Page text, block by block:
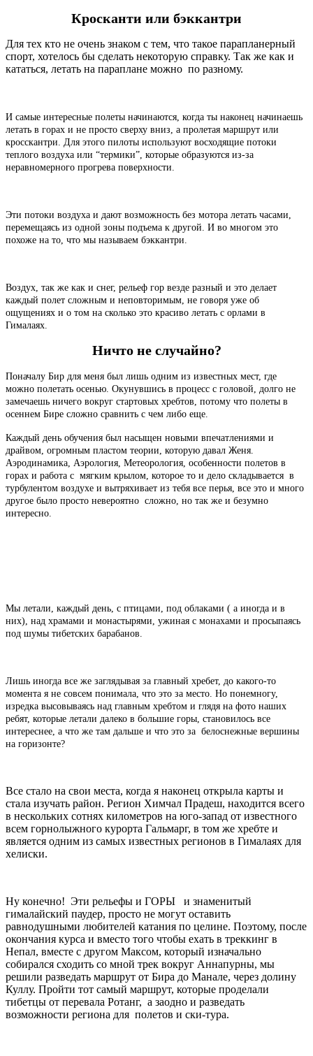
Кросканти или бэккантри
Для тех кто не очень знаком с тем, что такое парапланерный
спорт, хотелось бы сделать некоторую справку. Так же как и
кататься, летать на параплане можно по разному.
И самые интересные полеты начинаются, когда ты наконец начинаешь
летать в горах и не просто сверху вниз, а пролетая маршрут или
кросскантри. Для этого пилоты используют восходящие потоки
теплого воздуха или “термики”, которые образуются из-за
неравномерного прогрева поверхности.
Эти потоки воздуха и дают возможность без мотора летать часами,
перемещаясь из одной зоны подъема к другой. И во многом это
похоже на то, что мы называем бэккантри.
Воздух, так же как и снег, рельеф гор везде разный и это делает
каждый полет сложным и неповторимым, не говоря уже об
ощущениях и о том на сколько это красиво летать с орлами в
Гималаях.
Ничто не случайно?
Поначалу Бир для меня был лишь одним из известных мест, где
можно полетать осенью. Окунувшись в процесс с головой, долго не
замечаешь ничего вокруг стартовых хребтов, потому что полеты в
осеннем Бире сложно сравнить с чем либо еще.
Каждый день обучения был насыщен новыми впечатлениями и
драйвом, огромным пластом теории, которую давал Женя.
Аэродинамика, Аэрология, Метеорология, особенности полетов в
горах и работа с мягким крылом, которое то и дело складывается в
турбулентом воздухе и вытряхивает из тебя все перья, все это и много
другое было просто невероятно сложно, но так же и безумно
интересно.
Мы летали, каждый день, с птицами, под облаками ( а иногда и в
них), над храмами и монастырями, ужиная с монахами и просыпаясь
под шумы тибетских барабанов.
Лишь иногда все же заглядывая за главный хребет, до какого-то
момента я не совсем понимала, что это за место. Но понемногу,
изредка высовываясь над главным хребтом и глядя на фото наших
ребят, которые летали далеко в большие горы, становилось все
интереснее, а что же там дальше и что это за белоснежные вершины
на горизонте?
Все стало на свои места, когда я наконец открыла карты и
стала изучать район. Регион Химчал Прадеш, находится всего
в нескольких сотнях километров на юго-запад от известного
всем горнолыжного курорта Гальмарг, в том же хребте и
является одним из самых известных регионов в Гималаях для
хелиски.
Ну конечно! Эти рельефы и ГОРЫ и знаменитый
гималайский паудер, просто не могут оставить
равнодушными любителей катания по целине. Поэтому, после
окончания курса и вместо того чтобы ехать в треккинг в
Непал, вместе с другом Максом, который изначально
собирался сходить со мной трек вокруг Аннапурны, мы
решили разведать маршрут от Бира до Манале, через долину
Куллу. Пройти тот самый маршрут, которые проделали
тибетцы от перевала Ротанг, а заодно и разведать
возможности региона для полетов и ски-тура.